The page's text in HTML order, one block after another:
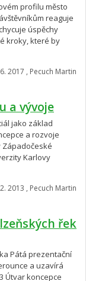
profilu město
reaguje
úspěchy
kroky, které by
2017 , Pecuch Martin
a vývoje
jako základ
a rozvoje
Západočeské
Karlovy
2013 , Pecuch Martin
řek
Pátá prezentační
a uzavírá
Útvar koncepce